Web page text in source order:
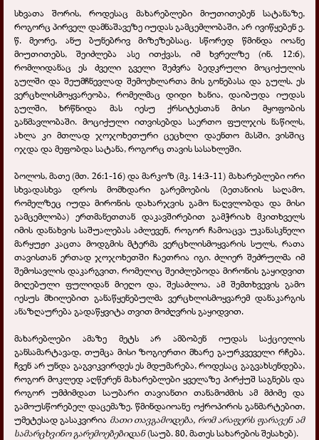
სხვათა შორის, როდესაც მახარებლები მიუთითებენ სატანაზე,
როგორც პირველ დამნაშავეზე იუდას გამცემლობაში, არ ივიწყებენ ე.
წ. მეორე, ანუ ბუნებრივ მიზეზებსაც. სწორედ წმინდა იოანე
მიუთითებს, შეიძლება ასე ითქვას, იმ ხვრელზე (ინ. 12:6),
რომლიდანაც ეს ძველი გველი შეძვრა ბედკრული მოციქულის
გულში და შეუმჩნევლად შემოეხლართა მის გონებასა და გულს. ეს
ვერცხლისმოყვარეობა, რომელმაც დიდი ხანია, დაიბუდა იუდას
გულში, ხრწნიდა მას იესუ ქრსიტესთან მისი მყოფობის
განმავლობაში. მოციქული ითვისებდა საერთო ფულჯის ნაწილს,
ახლა კი მთლად ჯოჯოხეთური ცეცხლი დაენთო მასში, ვისშიც
იჯდა და მეფობდა სატანა, როგორც თავის სასახლეში.
ბოლოს, მათე (მთ. 26:1-16) და მარკოზ (მკ. 14:3-11) მახარებლები ორი
სხვადასხვა დროს მომხდარი გარემოების (ბეთანიის საღამო,
რომელზეც იუდა მირონის დახარჯვის გამო ნაღვლობდა და მისი
გამცემლობა) ერთმანეთთან დაკავშირებით გამჭრიახ მკითხველს
იმის დანახვის საშუალებას აძლევენ, როგორ ჩამოაცვა უკანასკნელი
მარყუჟი კაცთა მოდგმის მტერმა ვერცხლისმოყვარის სულს, რათა
თავისთან ერთად ჯოჯოხეთში ჩაეთრია იგი. ძლიერ შეძრულმა იმ
შემოსავლის დაკარგვით, რომელიც შეიძლებოდა მირონის გაყიდვით
მიღებული ფულიდან მიეღო და, შესაძლოა, ამ შემთხვევის გამო
იესუს მხილებით განაწყენებულმა ვერცხლისმოყვარემ დანაკარგის
ანაზღაურება გადაწყვიტა თვით მოძღვრის გაყიდვით.
მახარებლები ამაზე მეტს არ ამბობენ იუდას საქციელის
განსამარტავად, თუმცა მისი ზოგიერთი მხარე გაურკვეველი რჩება.
ჩვენ არ უნდა გაგვიკვირდეს ეს მდუმარება, როდესაც გაგვახსენდება,
როგორ მოკლედ აღწერენ მახარებლები ყველაზე პირქუშ საგნებს და
როგორ უმძიმდათ საუბარი თავიანთი თანამოძმის ამ მძიმე და
გამოუსწორებელ დაცემაზე. წმინდაიოანე ოქროპირის განმარტებით,
უმეტესად გასაკვირია მათი თავგამოდება, რომ არაფერს ფარავენ ამ
სამარცხვინო გარემოებებიდან(საუბ. 80, მათეს სახარების შესახებ).